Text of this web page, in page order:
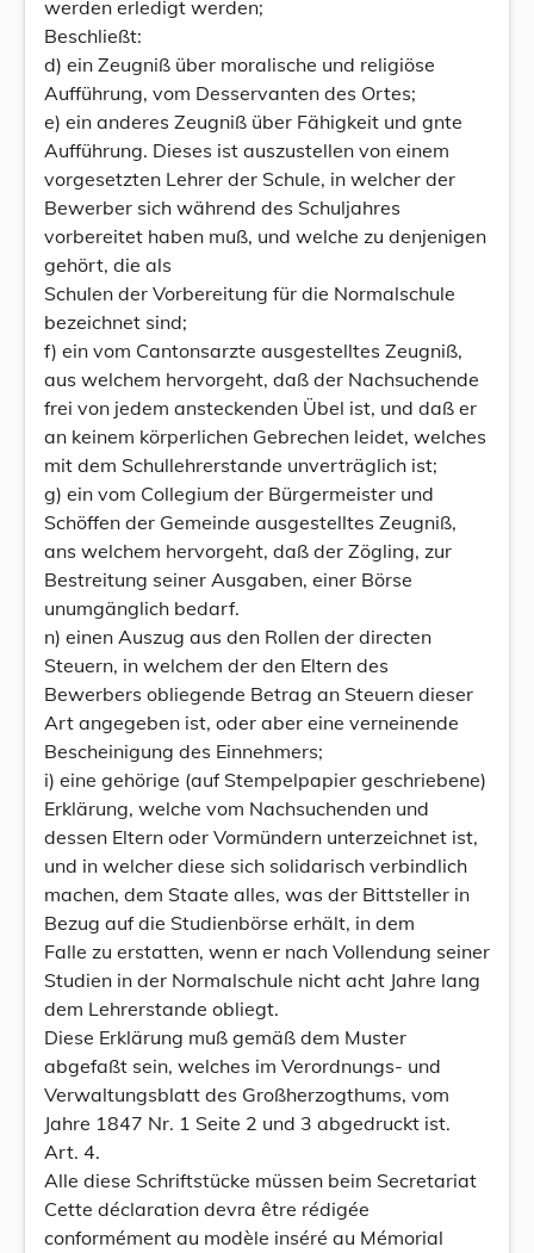
werden erledigt werden;
Beschließt:
d) ein Zeugniß über moralische und religiöse
Aufführung, vom Desservanten des Ortes;
e) ein anderes Zeugniß über Fähigkeit und gnte
Aufführung. Dieses ist auszustellen von einem
vorgesetzten Lehrer der Schule, in welcher der
Bewerber sich während des Schuljahres
vorbereitet haben muß, und welche zu denjenigen
gehört, die als
Schulen der Vorbereitung für die Normalschule
bezeichnet sind;
f) ein vom Cantonsarzte ausgestelltes Zeugniß,
aus welchem hervorgeht, daß der Nachsuchende
frei von jedem ansteckenden Übel ist, und daß er
an keinem körperlichen Gebrechen leidet, welches
mit dem Schullehrerstande unverträglich ist;
g) ein vom Collegium der Bürgermeister und
Schöffen der Gemeinde ausgestelltes Zeugniß,
ans welchem hervorgeht, daß der Zögling, zur
Bestreitung seiner Ausgaben, einer Börse
unumgänglich bedarf.
n) einen Auszug aus den Rollen der directen
Steuern, in welchem der den Eltern des
Bewerbers obliegende Betrag an Steuern dieser
Art angegeben ist, oder aber eine verneinende
Bescheinigung des Einnehmers;
i) eine gehörige (auf Stempelpapier geschriebene)
Erklärung, welche vom Nachsuchenden und
dessen Eltern oder Vormündern unterzeichnet ist,
und in welcher diese sich solidarisch verbindlich
machen, dem Staate alles, was der Bittsteller in
Bezug auf die Studienbörse erhält, in dem
Falle zu erstatten, wenn er nach Vollendung seiner
Studien in der Normalschule nicht acht Jahre lang
dem Lehrerstande obliegt.
Diese Erklärung muß gemäß dem Muster
abgefaßt sein, welches im Verordnungs- und
Verwaltungsblatt des Großherzogthums, vom
Jahre 1847 Nr. 1 Seite 2 und 3 abgedruckt ist.
Art. 4.
Alle diese Schriftstücke müssen beim Secretariat
Cette déclaration devra être rédigée
conformément au modèle inséré au Mémorial